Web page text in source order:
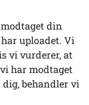
din
uploadet. Vi
vi vurderer, at
har modtaget
behandler vi